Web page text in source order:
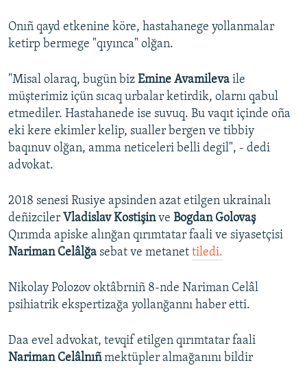
Onıñ qayd etkenine köre, hastahanege yollanmalar
ketirp bermege "qıyınca" olğan.
"Misal olaraq, bugün biz Emine Avamileva ile
müşterimiz içün sıcaq urbalar ketirdik, olarnı qabul
etmediler. Hastahanede ise suvuq. Bu vaqıt içinde oña
eki kere ekimler kelip, sualler bergen ve tibbiy
baqınuv olğan, amma neticeleri belli degil", - dedi
advokat.
2018 senesi Rusiye apsinden azat etilgen ukrainalı
deñizciler Vladislav Kostişinve Bogdan Golovaş
Qırımda apiske alınğan qırımtatar faali ve siyasetçisi
Nariman Celâlğa sebat ve metanet tiledi.
Nikolay Polozov oktâbrniñ 8-nde Nariman Celâl
psihiatrik ekspertizağa yollanğannı haber etti.
Daa evel advokat, tevqif etilgen qırımtatar faali
Nariman Celâlnıñmektüpler almağanını bildir